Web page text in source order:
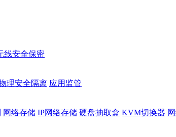
线安全保密
理安全隔离 应用监管
网络存储 IP网络存储 硬盘抽取盒 KVM切换器